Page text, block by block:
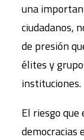
una
ciudadanos,
de presión
élites y
instituciones.
El riesgo que
democracias